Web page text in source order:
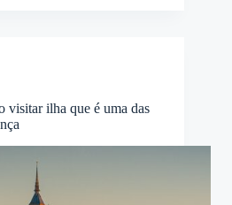
ilha que é uma das